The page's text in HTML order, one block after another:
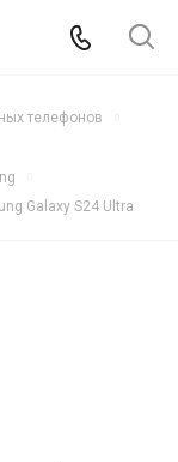
телефонов
Galaxy S24 Ultra